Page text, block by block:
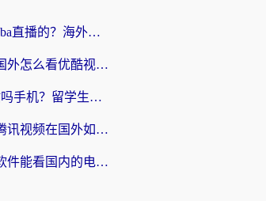
在香港怎么看cba直播的？海外党体育观赛终极指南：告别版权限制，畅享中文解说
海外党别愁！国外怎么看优酷视频？一招解决追剧、看直播难题
海外可以看b站吗手机？留学生亲测有效的回国加速指南
海外党必看：腾讯视频在国外如何解除地域限制？附优酷咪咕使用指南
在国外用什么软件能看国内的电视剧啊？留学生亲测有效的回国加速方案